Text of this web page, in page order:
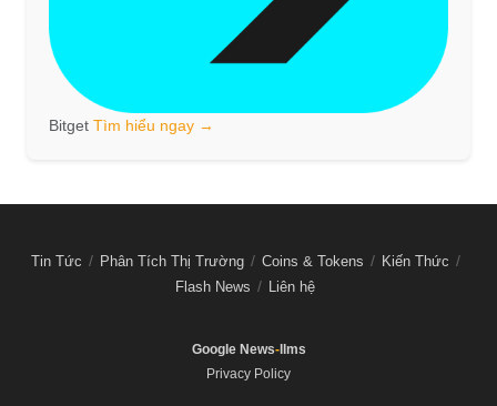
Bitget Tìm hiểu ngay →
Tin Tức Phân Tích Thị Trường Coins & Tokens
Kiến Thức
Flash News
Liên hệ
Google News-llms
Privacy Policy